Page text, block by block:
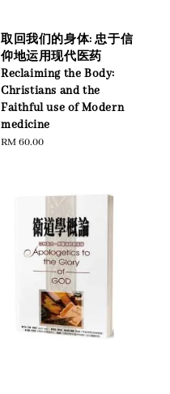
取回我们的身体: 忠于信
仰地运用现代医药
Reclaiming the Body:
Christians and the
Faithful use of Modern
medicine
Regular
RM 60.00